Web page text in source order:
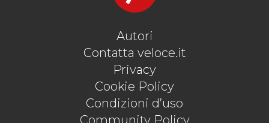
Autori
Contatta veloce.it
Privacy
Cookie Policy
Condizioni d’uso
Community Policy